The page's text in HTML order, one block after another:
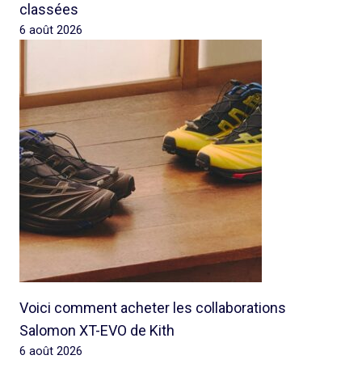
classées
6 août 2026
Voici comment acheter les collaborations
Salomon XT-EVO de Kith
6 août 2026